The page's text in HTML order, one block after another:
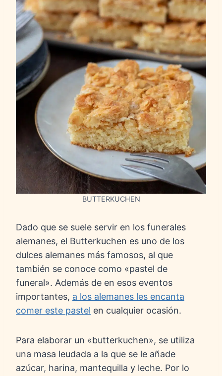
BUTTERKUCHEN
Dado que se suele servir en los funerales
alemanes, el Butterkuchen es uno de los
dulces alemanes más famosos, al que
también se conoce como «pastel de
funeral». Además de en esos eventos
importantes, a los alemanes les encanta
comer este pastel en cualquier ocasión.
Para elaborar un «butterkuchen», se utiliza
una masa leudada a la que se le añade
azúcar, harina, mantequilla y leche. Por lo